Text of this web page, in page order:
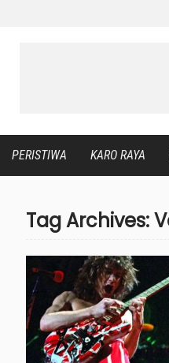
PERISTIWA KARO RAYA
Tag Archives: